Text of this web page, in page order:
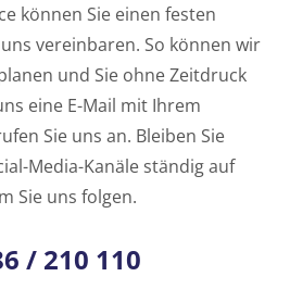
können Sie einen festen
vereinbaren. So können wir
und Sie ohne Zeitdruck
eine E-Mail mit Ihrem
Sie uns an. Bleiben Sie
Media-Kanäle ständig auf
Sie uns folgen.
/ 210 110